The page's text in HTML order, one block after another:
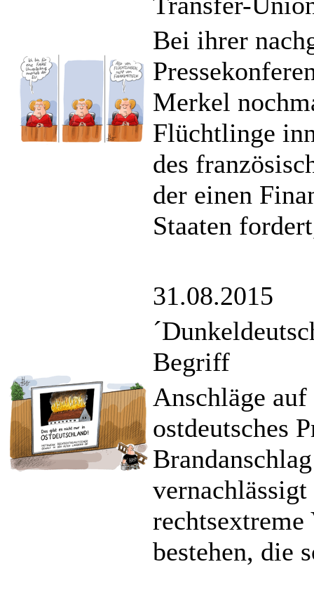
Bei ihrer
Merkel
Flüchtlinge
des
der einen
Staaten
31.08.2015
Begriff
Anschläge
ostdeutsches
bestehen, die